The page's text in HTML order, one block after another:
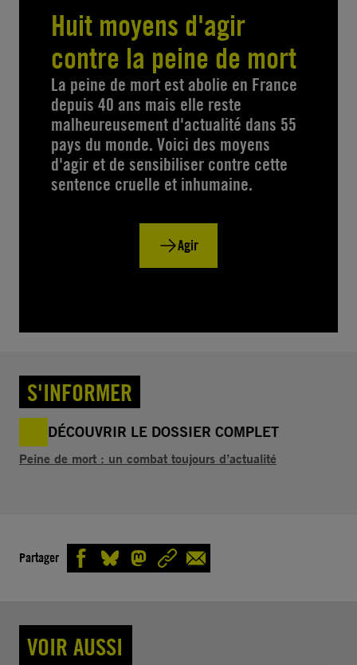
Huit moyens d'agir
contre la peine de mort
La peine de mort est abolie en France
depuis 40 ans mais elle reste
malheureusement d'actualité dans 55
pays du monde. Voici des moyens
d'agir et de sensibiliser contre cette
sentence cruelle et inhumaine.
Agir
S'INFORMER
DÉCOUVRIR LE DOSSIER COMPLET
Peine de mort : un combat toujours d’actualité
Partager
VOIR AUSSI